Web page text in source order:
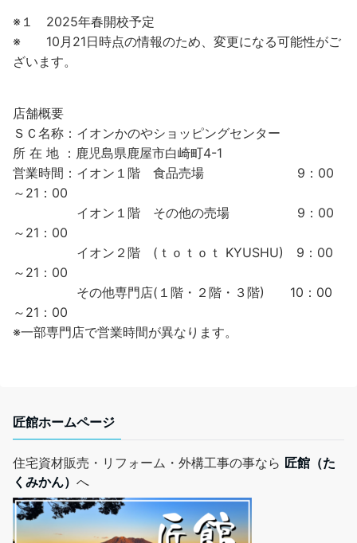
※１ 2025年春開校予定
※ 10月21日時点の情報のため、変更になる可能性がご
ざいます。
店舗概要
ＳＣ名称：イオンかのやショッピングセンター
所 在 地 ：鹿児島県鹿屋市白崎町4-1
営業時間：イオン１階 食品売場 9：00
～21：00
イオン１階 その他の売場 9：00
～21：00
イオン２階 (ｔｏｔｏｔ KYUSHU) 9：00
～21：00
その他専門店(１階・２階・３階) 10：00
～21：00
※一部専門店で営業時間が異なります。
匠館ホームページ
住宅資材販売・リフォーム・外構工事の事なら 匠館（た
くみかん） へ